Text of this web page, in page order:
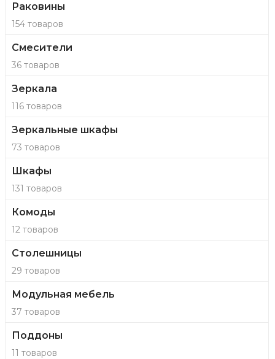
Раковины
154 товаров
Смесители
36 товаров
Зеркала
116 товаров
Зеркальные шкафы
73 товаров
Шкафы
131 товаров
Комоды
12 товаров
Столешницы
29 товаров
Модульная мебель
37 товаров
Поддоны
11 товаров